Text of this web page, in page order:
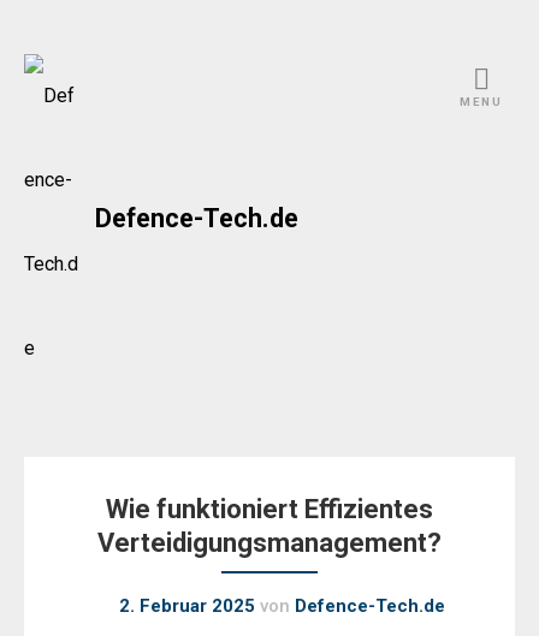
Skip
Defence-Tech.de
MENU
Wie funktioniert Effizientes
Verteidigungsmanagement?
2. Februar 2025 von Defence-Tech.de